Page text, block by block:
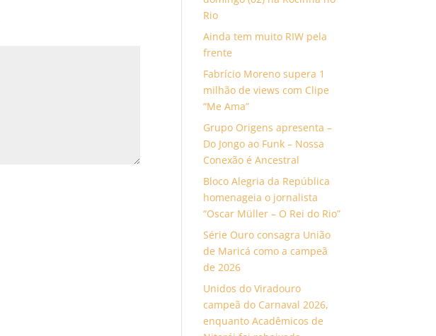
Rio
Ainda tem muito RIW pela
frente
Fabrício Moreno supera 1
milhão de views com Clipe
“Me Ama”
Grupo Origens apresenta –
Do Jongo ao Funk – Nossa
Conexão é Ancestral
Bloco Alegria da República
homenageia o jornalista
“Oscar Müller – O Rei do Rio”
Série Ouro consagra União
de Maricá como a campeã
de 2026
Unidos do Viradouro
campeã do Carnaval 2026,
enquanto Acadêmicos de